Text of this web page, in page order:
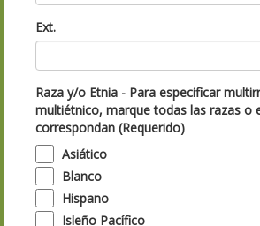
Ext.
Raza y/o Etnia - Para especificar
multiétnico, marque todas las razas o
correspondan (Requerido)
Asiático
Blanco
Hispano
Isleño Pacífico